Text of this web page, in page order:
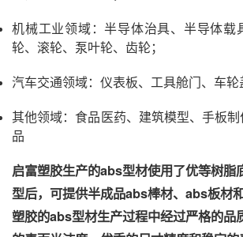
机械工业领域：半导体治具、半导体载
轮、滚轮、泵叶轮、齿轮；
汽车交通领域：仪表板、工具舱门、车
其他领域：食品医药、建筑模型、手板
品
启富塑胶生产的abs型材使用了优等树脂
型后，可提供半成品abs棒材、abs板材
塑胶的abs型材生产过程中经过严格的品